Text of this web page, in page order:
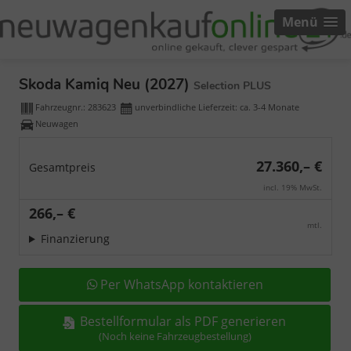
Menü
Skoda Kamiq Neu (2027) Selection PLUS
Fahrzeugnr.: 283623
unverbindliche Lieferzeit: ca. 3-4 Monate
Neuwagen
Gesamtpreis 27.360,– €
incl. 19% MwSt.
266,– €
mtl.
Finanzierung
Per WhatsApp kontaktieren
Bestellformular als PDF generieren
(Noch keine Fahrzeugbestellung)